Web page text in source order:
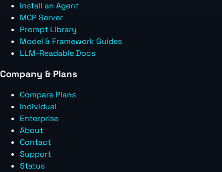
Install an Agent
MCP Server
Prompt Library
Model & Framework Guides
LLM-Readable Docs
Company & Plans
Compare Plans
Individual
Enterprise
About
Contact
Support
Status